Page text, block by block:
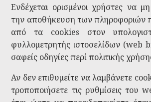
Ενδέχεται ορισμένοι χρήστες να
την αποθήκευση των πληροφοριών
από τα cookies στον
φυλλομετρητής ιστοσελίδων (web
σαφείς οδηγίες περί πολιτικής
Αν δεν επιθυμείτε να λαμβάνετε
τροποποιήσετε τις ρυθμίσεις του